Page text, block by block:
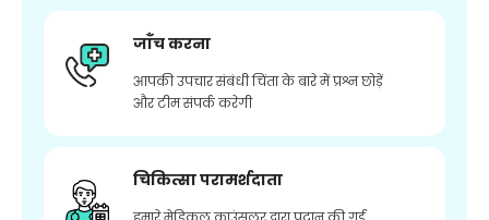
जाँच करना
आपकी उपचार संबंधी चिंता के बारे में प्रश्न छोड़ें
और टीम संपर्क करेगी
चिकित्सा परामर्शदाता